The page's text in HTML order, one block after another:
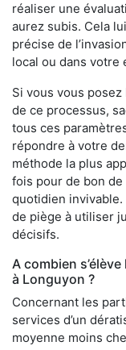
réaliser une
aurez subis. Cela
précise de
local ou dans votre
Si vous vous
de ce processus,
tous ces
répondre à votre
méthode la plus
fois pour de bon
quotidien invivable.
de piège à utiliser
décisifs.
A combien
à Longuyon ?
Concernant les
services d’un
moyenne moins